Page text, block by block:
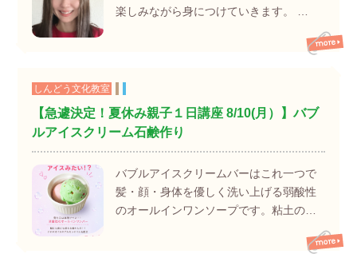
楽しみながら身につけていきます。 …
しんどう文化教室
【急遽決定！夏休み親子１日講座 8/10(月）】バブ
ルアイスクリーム石鹸作り
バブルアイスクリームバーはこれ一つで
髪・顔・身体を優しく洗い上げる弱酸性
のオールインワンソープです。粘土の…